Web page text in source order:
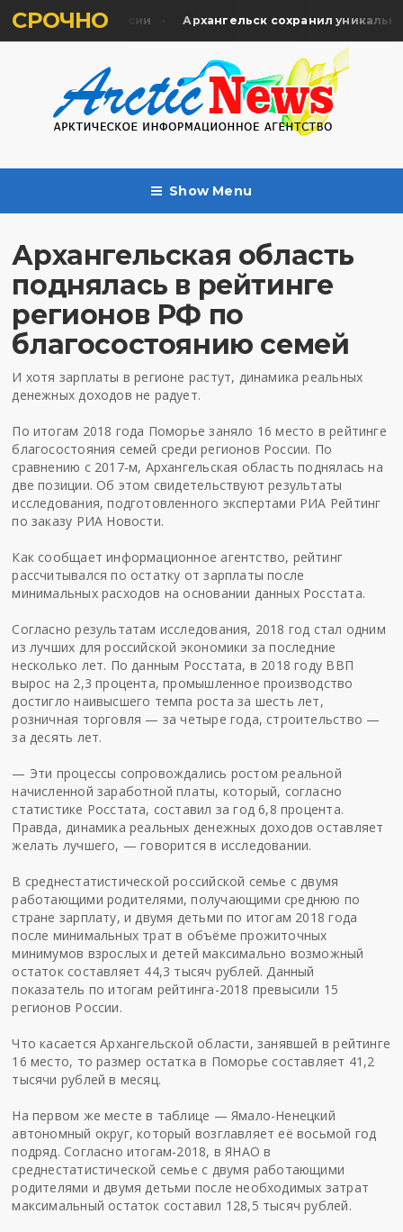
СРОЧНО
миссии Архангельск сохранил
Show Menu
Архангельская область
поднялась в рейтинге
регионов РФ по
благосостоянию семей
И хотя зарплаты в регионе растут, динамика реальных
денежных доходов не радует.
По итогам 2018 года Поморье заняло 16 место в рейтинге
благосостояния семей среди регионов России. По
сравнению с 2017-м, Архангельская область поднялась на
две позиции. Об этом свидетельствуют результаты
исследования, подготовленного экспертами РИА Рейтинг
по заказу РИА Новости.
Как сообщает информационное агентство, рейтинг
рассчитывался по остатку от зарплаты после
минимальных расходов на основании данных Росстата.
Согласно результатам исследования, 2018 год стал одним
из лучших для российской экономики за последние
несколько лет. По данным Росстата, в 2018 году ВВП
вырос на 2,3 процента, промышленное производство
достигло наивысшего темпа роста за шесть лет,
розничная торговля — за четыре года, строительство —
за десять лет.
— Эти процессы сопровождались ростом реальной
начисленной заработной платы, который, согласно
статистике Росстата, составил за год 6,8 процента.
Правда, динамика реальных денежных доходов оставляет
желать лучшего, — говорится в исследовании.
В среднестатистической российской семье с двумя
работающими родителями, получающими среднюю по
стране зарплату, и двумя детьми по итогам 2018 года
после минимальных трат в объёме прожиточных
минимумов взрослых и детей максимально возможный
остаток составляет 44,3 тысяч рублей. Данный
показатель по итогам рейтинга-2018 превысили 15
регионов России.
Что касается Архангельской области, занявшей в рейтинге
16 место, то размер остатка в Поморье составляет 41,2
тысячи рублей в месяц.
На первом же месте в таблице — Ямало-Ненецкий
автономный округ, который возглавляет её восьмой год
подряд. Согласно итогам-2018, в ЯНАО в
среднестатистической семье с двумя работающими
родителями и двумя детьми после необходимых затрат
максимальный остаток составил 128,5 тысяч рублей.